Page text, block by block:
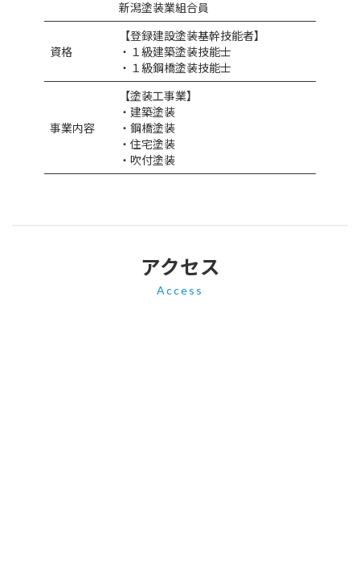
新潟塗装業組合員
資格
【登録建設塗装基幹技能者】
・１級建築塗装技能士
・１級鋼橋塗装技能士
事業内容
【塗装工事業】
・建築塗装
・鋼橋塗装
・住宅塗装
・吹付塗装
アクセス
Access